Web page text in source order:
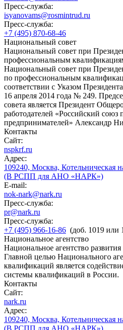
Пресс-служба:
isyanovams@rosmintrud.ru
Пресс-служба:
+7 (495) 870-68-46
Национальный совет
Национальный совет при
профессиональным
Национальный совет при
по профессиональным
соответствии с Указом
16 апреля 2014 года № 249.
совета является Президент
работодателей «Российский
предпринимателей» Александр
Контакты
Сайт:
nspkrf.ru
Адрес:
109240, Москва, Котельническая
(В РСПП для АНО «НАРК»)
E-mail:
nok-nark@nark.ru
Пресс-служба:
pr@nark.ru
Пресс-служба:
+7 (495) 966-16-86 (доб. 1019 или
Национальное агентство
Национальное агентство
Главной целью Национального
квалификаций является
системы квалификаций в России.
Контакты
Сайт:
nark.ru
Адрес:
109240, Москва, Котельническая
(В РСПП для АНО «НАРК»)